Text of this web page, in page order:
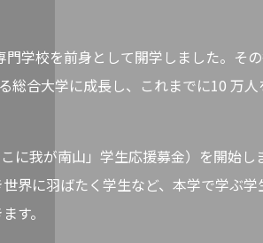
学校を前身として開学しました。そ
総合大学に成長し、これまでに10 万
我が南山」学生応援募金）を開始し
界に羽ばたく学生など、本学で学ぶ学
す。